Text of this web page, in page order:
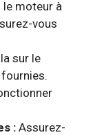
le moteur à
vous
sur le
: Assurez-